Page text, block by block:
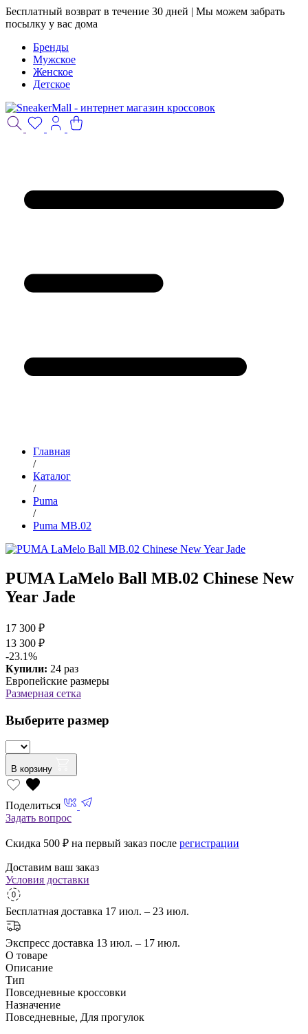
Бесплатный возврат в течение 30 дней | Мы можем забрать
посылку у вас дома
Бренды
Мужское
Женское
Детское
Главная
/
Каталог
/
Puma
/
Puma MB.02
PUMA LaMelo Ball MB.02 Chinese New
Year Jade
17 300 ₽
13 300 ₽
-23.1%
Купили: 24 раз
Европейские размеры
Размерная сетка
Выберите размер
В корзину
Поделиться
Задать вопрос
Скидка 500 ₽ на первый заказ после регистрации
Доставим ваш заказ
Условия доставки
Бесплатная доставка 17 июл. – 23 июл.
Экспресс доставка 13 июл. – 17 июл.
О товаре
Описание
Тип
Повседневные кроссовки
Назначение
Повседневные, Для прогулок